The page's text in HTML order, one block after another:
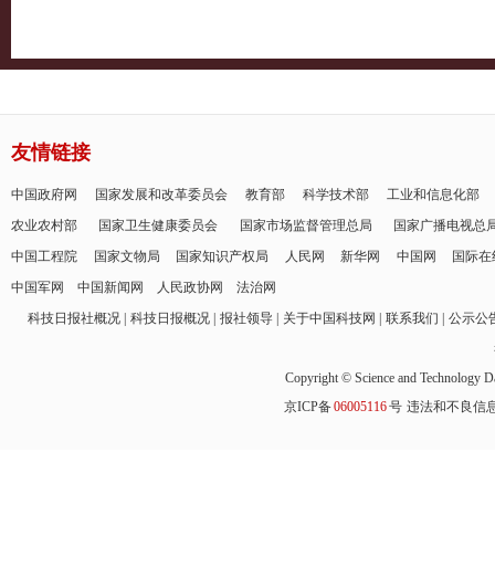
友情链接
中国政府网 国家发展和改革委员会 教育部 科学技术部
工业和信息化部
农业农村部
国家卫生健康委员会 国家市场监督管理总局
国家广播电视总
中国工程院
国家文物局 国家知识产权局 人民网 新华网 中国网
国际在
中国军网
中国新闻网 人民政协网
法治网
科技日报社概况
科技日报概况 报社领导 关于中国科技网 联系我们
公示公
Copyright © Science and Technology
京ICP备06005116号 违法和不良信